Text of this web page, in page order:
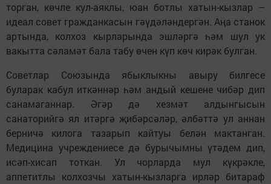
торган, көчле кул-аяклы, юан ботлы хатын-кызлар –
идеал совет гражданкасын гәүдәләндергән. Аңа станок
артында, колхоз кырларында эшләргә һәм шул ук
вакытта сәламәт бала табу өчен күп көч кирәк булган.
Советлар Союзында ябыклыкны авыру билгесе
буларак кабул иткәннәр һәм андый кешене чибәр дип
санамаганнар. Әгәр дә хезмәт алдынгысын
санаторийгә ял итәргә җибәрсәләр, әлбәттә ул аннан
берничә килога тазарып кайтуы белән мактанган.
Медицина учреждениесе дә бурычымны үтәдем дип,
исәп-хисап тоткан. Ул чорларда мул күкрәкле,
аппетитлы колхозчы хатын-кызларга ирләр битараф